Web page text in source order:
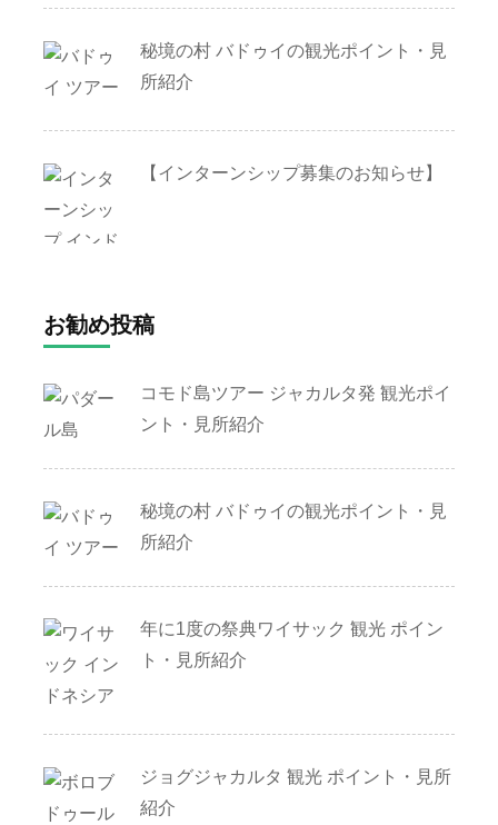
秘境の村 バドゥイの観光ポイント・見
所紹介
【インターンシップ募集のお知らせ】
お勧め投稿
コモド島ツアー ジャカルタ発 観光ポイ
ント・見所紹介
秘境の村 バドゥイの観光ポイント・見
所紹介
年に1度の祭典ワイサック 観光 ポイン
ト・見所紹介
ジョグジャカルタ 観光 ポイント・見所
紹介